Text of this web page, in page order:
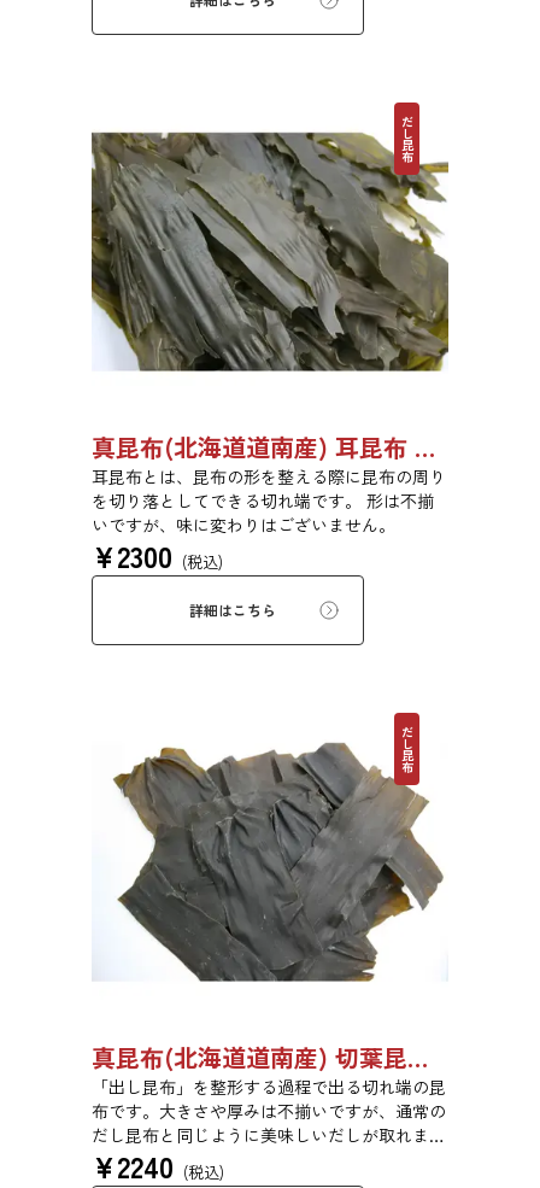
だし昆布
真昆布(北海道道南産) 耳昆布 漬物用 500g 【●受注生産品】03070033
耳昆布とは、昆布の形を整える際に昆布の周り
を切り落としてできる切れ端です。 形は不揃
いですが、味に変わりはございません。
¥2300 (税込)
詳細はこちら
だし昆布
真昆布(北海道道南産) 切葉昆布 500g 【●受注生産品】03110011
「出し昆布」を整形する過程で出る切れ端の昆
布です。大きさや厚みは不揃いですが、通常の
だし昆布と同じように美味しいだしが取れま
す。
¥2240 (税込)